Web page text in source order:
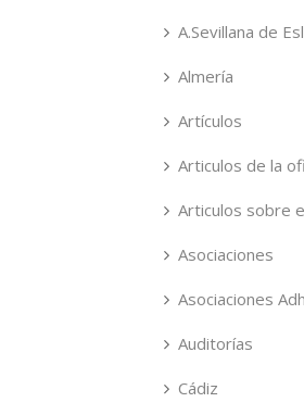
A.Sevillana de
Almería
Artículos
Articulos de la
Articulos sobre
Asociaciones
Asociaciones
Auditorías
Cádiz